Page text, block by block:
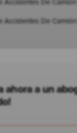
De
ahora a un